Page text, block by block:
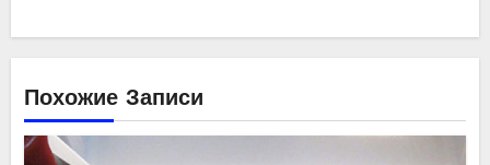
Похожие Записи